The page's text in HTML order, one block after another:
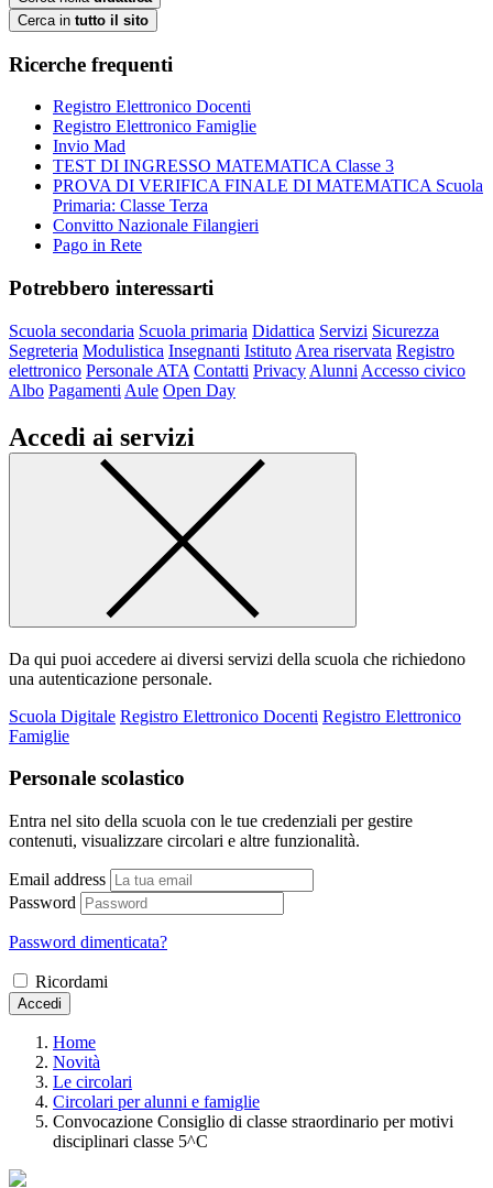
Cerca in tutto il sito
Ricerche frequenti
Registro Elettronico Docenti
Registro Elettronico Famiglie
Invio Mad
TEST DI INGRESSO MATEMATICA Classe 3
PROVA DI VERIFICA FINALE DI MATEMATICA Scuola
Primaria: Classe Terza
Convitto Nazionale Filangieri
Pago in Rete
Potrebbero interessarti
Scuola secondaria Scuola primaria Didattica Servizi Sicurezza
Segreteria Modulistica Insegnanti Istituto Area riservata Registro
elettronico Personale ATA Contatti Privacy Alunni Accesso civico
Albo Pagamenti Aule Open Day
Accedi ai servizi
Da qui puoi accedere ai diversi servizi della scuola che richiedono
una autenticazione personale.
Scuola Digitale Registro Elettronico Docenti Registro Elettronico
Famiglie
Personale scolastico
Entra nel sito della scuola con le tue credenziali per gestire
contenuti, visualizzare circolari e altre funzionalità.
Email address
Password
Password dimenticata?
Ricordami
Accedi
Home
Novità
Le circolari
Circolari per alunni e famiglie
Convocazione Consiglio di classe straordinario per motivi
disciplinari classe 5^C